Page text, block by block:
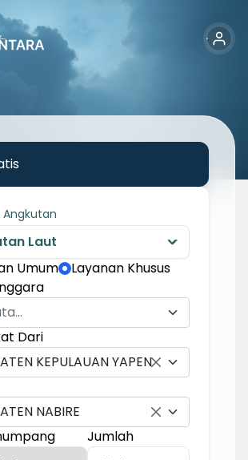
Angkutan
Umum
Layanan Khusus
Dari
KEPULAUAN YAPEN
NABIRE
Jumlah